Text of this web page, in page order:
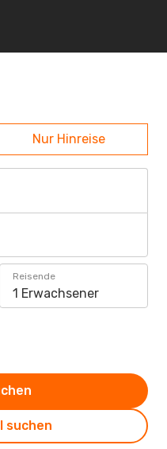
Nur Hinreise
Reisende
1 Erwachsener
suchen